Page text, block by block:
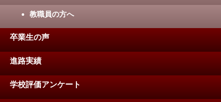
教職員の方へ
卒業生の声
進路実績
学校評価アンケート